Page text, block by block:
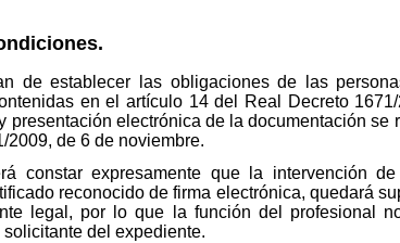
de establecer las obligaciones de las
en el artículo 14 del Real Decreto
presentación electrónica de la documentación
de 6 de noviembre.
constar expresamente que la intervención
reconocido de firma electrónica, quedará
legal, por lo que la función del profesional
del expediente.